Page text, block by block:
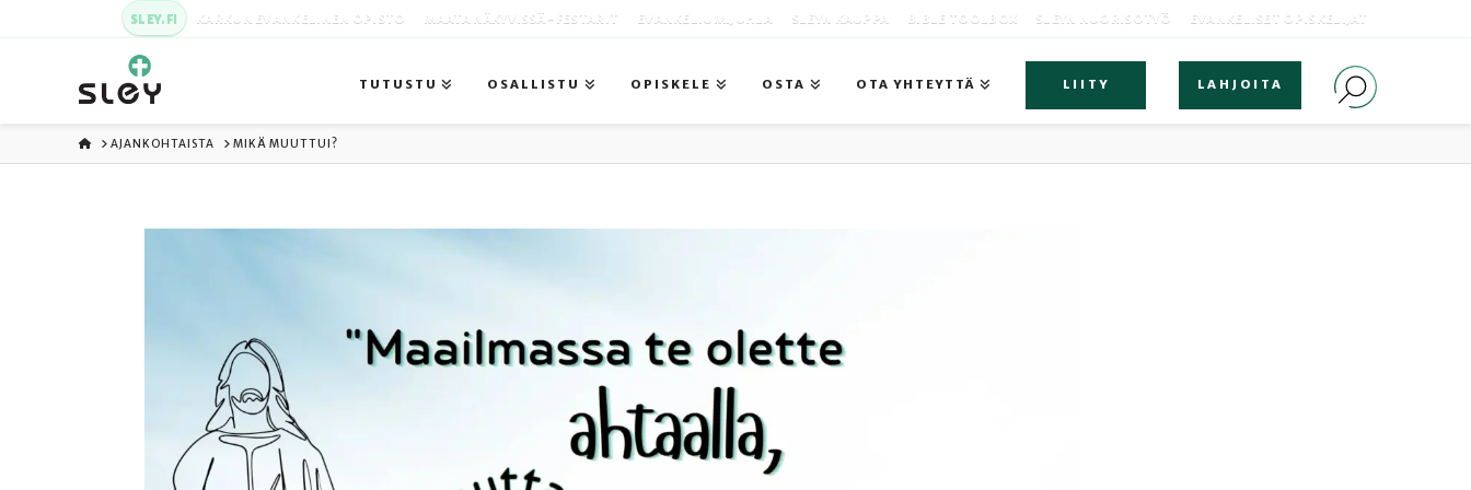
SLEY.FI KARKUN EVANKELINEN OPISTO MAATA NÄKYVISSÄ -FESTARIT EVANKELIUMIJUHLA SLEYN KAUPPA BIBLE TOOLBOX SLEYN NUORISOTYÖ EVANKELISET OPISKELIJAT
TUTUSTU OSALLISTU OPISKELE OSTA OTA YHTEYTTÄ LIITY LAHJOITA
ETUSIVU
AJANKOHTAISTA MIKÄ MUUTTUI?